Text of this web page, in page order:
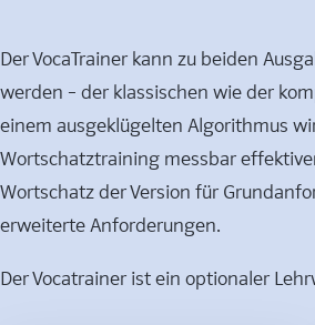
Der VocaTrainer kann zu beiden
werden – der klassischen wie der
einem ausgeklügelten Algorithmus
Wortschatztraining messbar
Wortschatz der Version für
erweiterte Anforderungen.
Der Vocatrainer ist ein optionaler